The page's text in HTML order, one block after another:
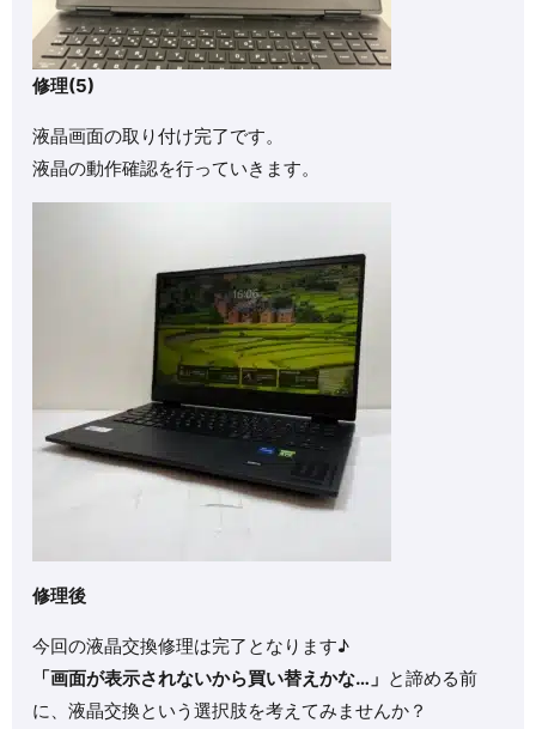
修理(5)
液晶画面の取り付け完了です。
液晶の動作確認を行っていきます。
修理後
今回の液晶交換修理は完了となります♪
「画面が表示されないから買い替えかな…」 と諦める前
に、液晶交換という選択肢を考えてみませんか？